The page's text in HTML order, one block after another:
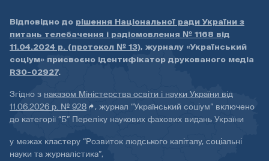
Відповідно до рішення Національної ради України з
питань телебачення і радіомовлення № 1168 від
11.04.2024 р. (протокол № 13), журналу «Український
соціум» присвоєно ідентифікатор друкованого медіа
R30-02927.
Згідно з наказом Міністерства освіти і науки України від
11.06.2026 р. № 928
, журнал “Український соціум” включено
до категорії “Б” Переліку наукових фахових видань України
у межах кластеру “Розвиток людського капіталу, соціальні
науки та журналістика”,